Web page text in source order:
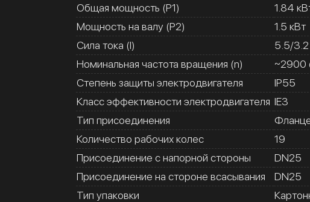
Общая мощность (Р1)
1.84
Мощность на валу (Р2)
1.5 кВт
Сила тока (I)
5.5/3.2
Номинальная частота вращения (n)
~2900
Степень защиты электродвигателя
IP55
Класс эффективности электродвигателя IE3
Тип присоединения
Количество рабочих колес
19
Присоединение с напорной стороны
DN25
Присоединение на стороне всасывания
DN25
Тип упаковки